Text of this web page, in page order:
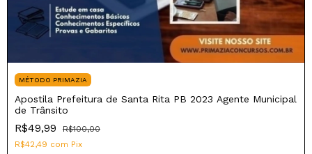
MÉTODO PRIMAZIA
Apostila Prefeitura de Santa Rita PB 2023 Agente Municipal
de Trânsito
R$49,99
R$100,00
R$42,49 com Pix